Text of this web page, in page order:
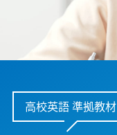
高校英語 準拠教材